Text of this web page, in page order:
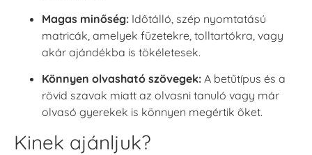
Magas minőség: Időtálló, szép nyomtatású
matricák, amelyek füzetekre, tolltartókra, vagy
akár ajándékba is tökéletesek.
Könnyen olvasható szövegek: A betűtípus és a
rövid szavak miatt az olvasni tanuló vagy már
olvasó gyerekek is könnyen megértik őket.
Kinek ajánljuk?